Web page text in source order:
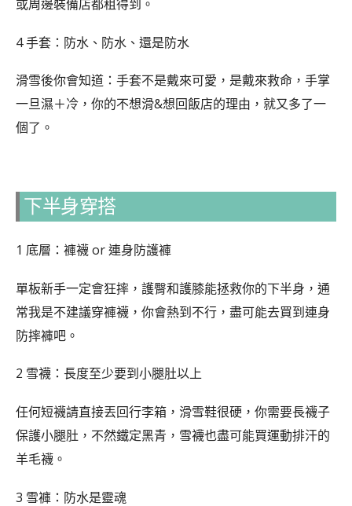
或周邊裝備店都租得到。
4 手套：防水、防水、還是防水
滑雪後你會知道：手套不是戴來可愛，是戴來救命，手掌
一旦濕＋冷，你的不想滑&想回飯店的理由，就又多了一
個了。
下半身穿搭
1 底層：褲襪 or 連身防護褲
單板新手一定會狂摔，護臀和護膝能拯救你的下半身，通
常我是不建議穿褲襪，你會熱到不行，盡可能去買到連身
防摔褲吧。
2 雪襪：長度至少要到小腿肚以上
任何短襪請直接丟回行李箱，滑雪鞋很硬，你需要長襪子
保護小腿肚，不然鐵定黑青，雪襪也盡可能買運動排汗的
羊毛襪。
3 雪褲：防水是靈魂